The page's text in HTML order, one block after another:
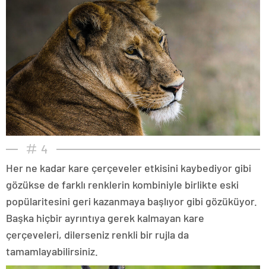
4
Her ne kadar kare çerçeveler etkisini kaybediyor gibi
gözükse de farklı renklerin kombiniyle birlikte eski
popülaritesini geri kazanmaya başlıyor gibi gözüküyor.
Başka hiçbir ayrıntıya gerek kalmayan kare
çerçeveleri, dilerseniz renkli bir rujla da
tamamlayabilirsiniz.